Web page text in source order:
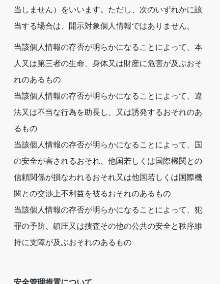
当しません）をいいます。ただし、次のいずれかに該
当する場合は、開示対象個人情報ではありません。
当該個人情報の存否が明らかになることによって、本
人又は第三者の生命、身体又は財産に危害が及ぶおそ
れのあるもの
当該個人情報の存否が明らかになることによって、違
法又は不当な行為を助長し、又は誘発するおそれのあ
るもの
当該個人情報の存否が明らかになることによって、国
の安全が害されるおそれ、他国若しくは国際機関との
信頼関係が損なわれるおそれ又は他国若しくは国際機
関との交渉上不利益を被るおそれのあるもの
当該個人情報の存否が明らかになることによって、犯
罪の予防、鎮圧又は捜査その他の公共の安全と秩序維
持に支障が及ぶおそれのあるもの